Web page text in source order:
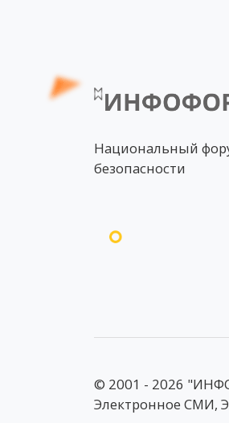
Национальный
безопасности
© 2001 - 2026
Электронное СМИ,